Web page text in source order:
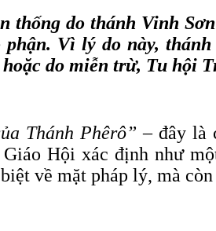
thống do thánh Vinh
phận. Vì lý do này,
do miễn trừ, Tu hội
Thánh Phêrô” – đây là
Hội xác định như
về mặt pháp lý, mà